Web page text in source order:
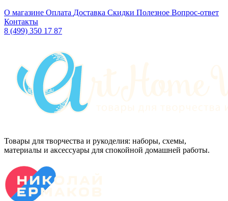
О магазине Оплата Доставка Скидки Полезное Вопрос-ответ
Контакты
8 (499) 350 17 87
Товары для творчества и рукоделия: наборы, схемы,
материалы и аксессуары для спокойной домашней работы.